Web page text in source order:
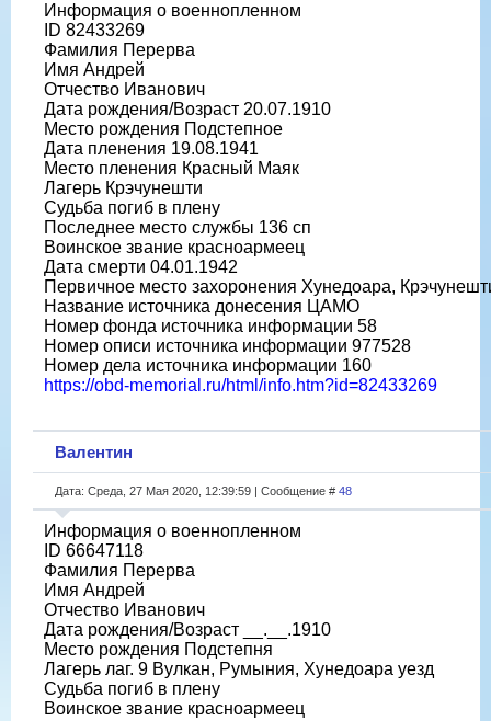
Информация о военнопленном
ID 82433269
Фамилия Перерва
Имя Андрей
Отчество Иванович
Дата рождения/Возраст 20.07.1910
Место рождения Подстепное
Дата пленения 19.08.1941
Место пленения Красный Маяк
Лагерь Крэчунешти
Судьба погиб в плену
Последнее место службы 136 сп
Воинское звание красноармеец
Дата смерти 04.01.1942
Первичное место захоронения Хунедоара,
Название источника донесения ЦАМО
Номер фонда источника информации 58
Номер описи источника информации 977528
Номер дела источника информации 160
https://obd-memorial.ru/html/info.htm?id=82433269
Валентин
Дата: Среда, 27 Мая 2020, 12:39:59 | Сообщение # 48
Информация о военнопленном
ID 66647118
Фамилия Перерва
Имя Андрей
Отчество Иванович
Дата рождения/Возраст __.__.1910
Место рождения Подстепня
Лагерь лаг. 9 Вулкан, Румыния, Хунедоара уезд
Судьба погиб в плену
Воинское звание красноармеец